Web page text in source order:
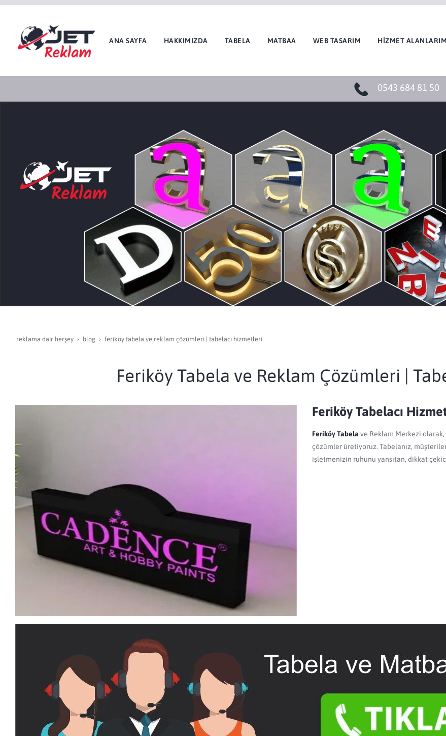
ANA SAYFA HAKKIMIZDA TABELA MATBAA WEB TASARIM HİZMET
0543 684 81 50
reklama dair herşey blog feriköy tabela ve reklam çözümleri | tabelacı hizmetleri
Feriköy Tabela ve Reklam Çözümleri |
Feriköy Tabelacı
Feriköy Tabela ve Reklam Merkezi
çözümler üretiyoruz. Tabelanız,
işletmenizin ruhunu yansıtan, dikkat